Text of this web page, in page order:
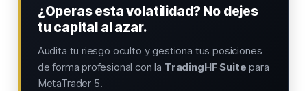
¿Operas esta volatilidad? No dejes
tu capital al azar.
Audita tu riesgo oculto y gestiona tus posiciones
de forma profesional con la TradingHF Suite para
MetaTrader 5.